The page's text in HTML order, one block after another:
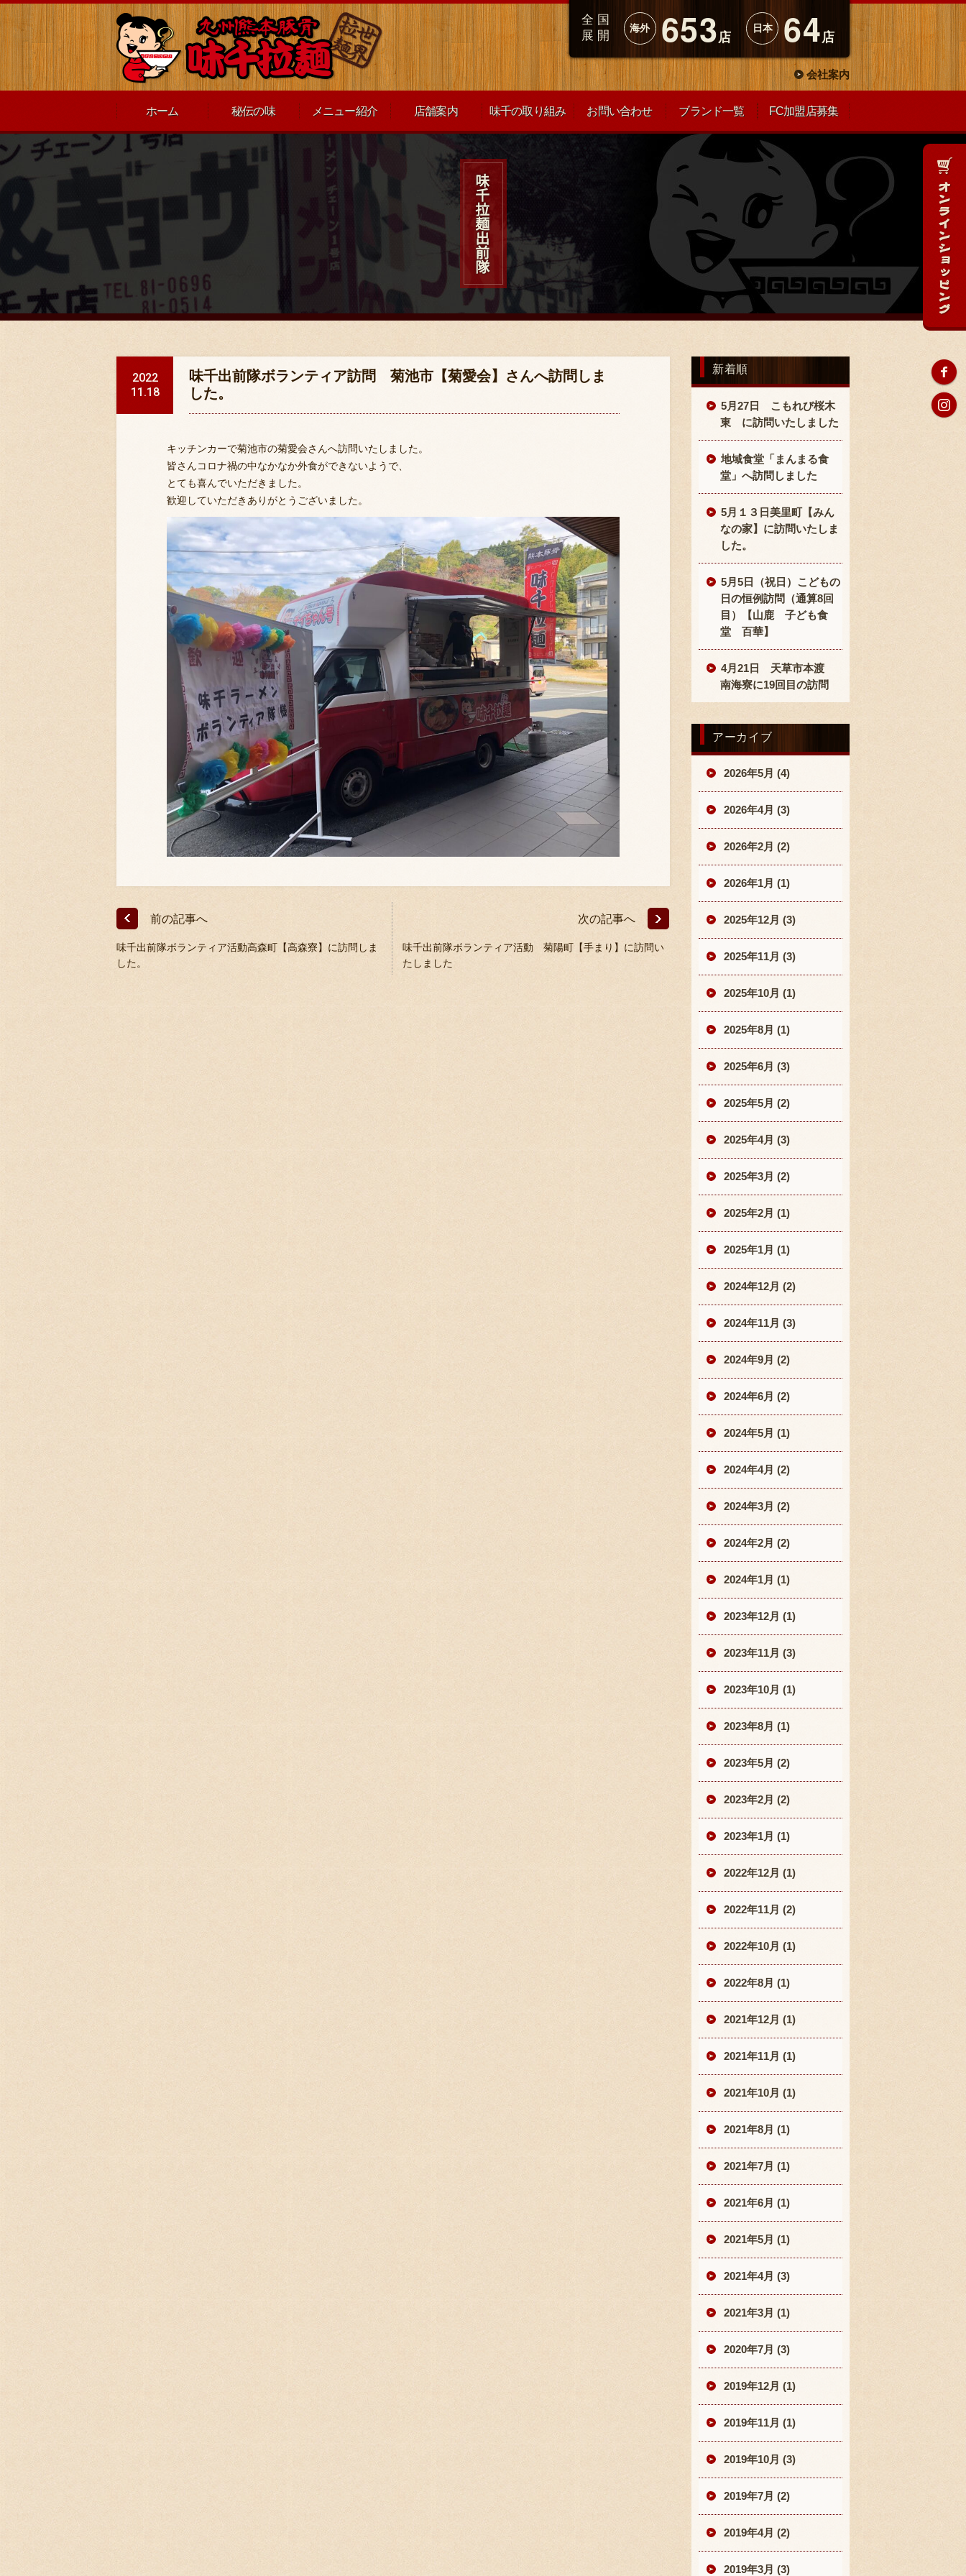
全国
展開
海外 653店
日本 64店
会社案内
ホーム 秘伝の味 メニュー紹介 店舗案内 味千の取り組み お問い合わせ ブランド一覧 FC加盟店募集
2022
11.18
味千出前隊ボランティア訪問 菊池市【菊愛会】さんへ訪問しま
した。
キッチンカーで菊池市の菊愛会さんへ訪問いたしました。
皆さんコロナ禍の中なかなか外食ができないようで、
とても喜んでいただきました。
歓迎していただきありがとうございました。
前の記事へ
味千出前隊ボランティア活動高森町【高森寮】に訪問しま
した。
次の記事へ
味千出前隊ボランティア活動 菊陽町【手まり】に訪問い
たしました
新着順
5月27日 こもれび桜木
東 に訪問いたしました
地域食堂「まんまる食
堂」へ訪問しました
5月１３日美里町【みん
なの家】に訪問いたしま
した。
5月5日（祝日）こどもの
日の恒例訪問（通算8回
目）【山鹿 子ども食
堂 百華】
4月21日 天草市本渡
南海寮に19回目の訪問
アーカイブ
2026年5月 (4)
2026年4月 (3)
2026年2月 (2)
2026年1月 (1)
2025年12月 (3)
2025年11月 (3)
2025年10月 (1)
2025年8月 (1)
2025年6月 (3)
2025年5月 (2)
2025年4月 (3)
2025年3月 (2)
2025年2月 (1)
2025年1月 (1)
2024年12月 (2)
2024年11月 (3)
2024年9月 (2)
2024年6月 (2)
2024年5月 (1)
2024年4月 (2)
2024年3月 (2)
2024年2月 (2)
2024年1月 (1)
2023年12月 (1)
2023年11月 (3)
2023年10月 (1)
2023年8月 (1)
2023年5月 (2)
2023年2月 (2)
2023年1月 (1)
2022年12月 (1)
2022年11月 (2)
2022年10月 (1)
2022年8月 (1)
2021年12月 (1)
2021年11月 (1)
2021年10月 (1)
2021年8月 (1)
2021年7月 (1)
2021年6月 (1)
2021年5月 (1)
2021年4月 (3)
2021年3月 (1)
2020年7月 (3)
2019年12月 (1)
2019年11月 (1)
2019年10月 (3)
2019年7月 (2)
2019年4月 (2)
2019年3月 (3)